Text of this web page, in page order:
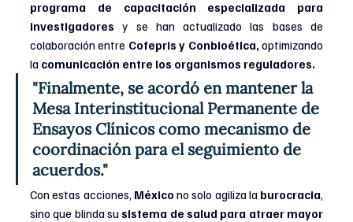
programa de capacitación especializada para
investigadores y se han actualizado las bases de
colaboración entre Cofepris y Conbioética, optimizando
la comunicación entre los organismos reguladores.
"Finalmente, se acordó en mantener la
Mesa Interinstitucional Permanente de
Ensayos Clínicos como mecanismo de
coordinación para el seguimiento de
acuerdos."
Con estas acciones, México no solo agiliza la burocracia,
sino que blinda su sistema de salud para atraer mayor